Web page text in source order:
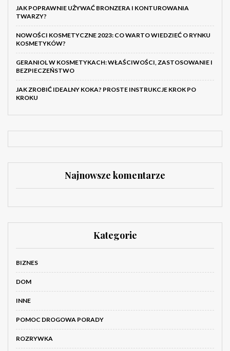
JAK POPRAWNIE UŻYWAĆ BRONZERA I KONTUROWANIA
TWARZY?
NOWOŚCI KOSMETYCZNE 2023: CO WARTO WIEDZIEĆ O RYNKU
KOSMETYKÓW?
GERANIOL W KOSMETYKACH: WŁAŚCIWOŚCI, ZASTOSOWANIE I
BEZPIECZEŃSTWO
JAK ZROBIĆ IDEALNY KOKA? PROSTE INSTRUKCJE KROK PO
KROKU
Najnowsze komentarze
Kategorie
BIZNES
DOM
INNE
POMOC DROGOWA PORADY
ROZRYWKA